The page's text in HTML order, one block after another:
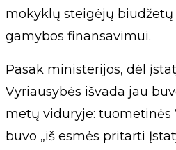
mokyklų steigėjų biudžetų
gamybos finansavimui.
Pasak ministerijos, dėl
Vyriausybės išvada jau
metų viduryje: tuometinės
buvo „iš esmės pritarti